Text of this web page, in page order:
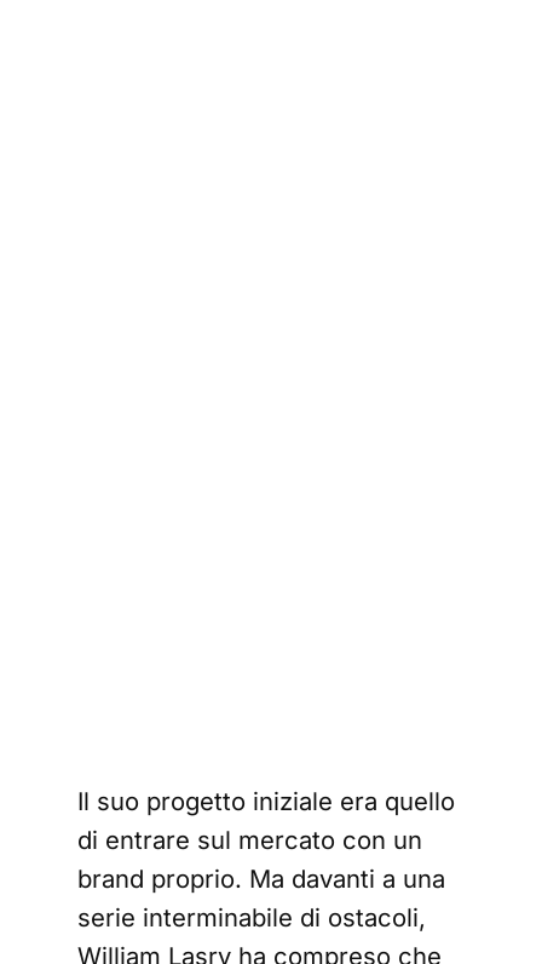
Il suo progetto iniziale era quello
di entrare sul mercato con un
brand proprio. Ma davanti a una
serie interminabile di ostacoli,
William Lasry ha compreso che